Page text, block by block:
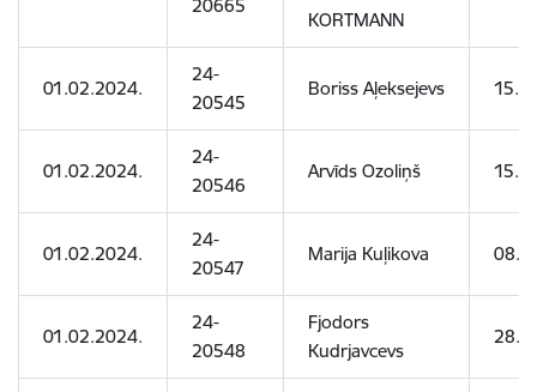
20665
KORTMANN
01.02.2024.
24-
20545
Boriss Aļeksejevs
01.02.2024.
24-
20546
Arvīds Ozoliņš
01.02.2024.
24-
20547
Marija Kuļikova
01.02.2024.
24-
20548
Fjodors
Kudrjavcevs